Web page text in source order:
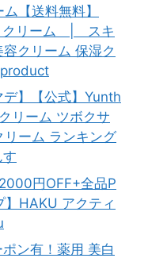
【送料無料】
クリーム | スキ
クリーム 保湿ク
デ】【公式】Yunth
リーム ツボクサ
ーム ランキング
円OFF+全品P
】HAKU アクティ
ン有！薬用 美白